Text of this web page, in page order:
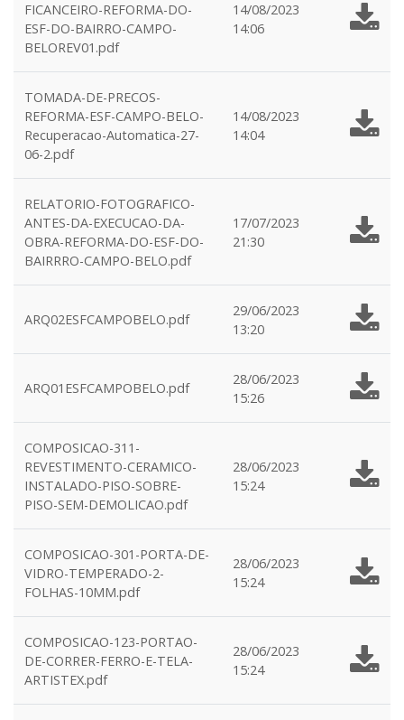
FICANCEIRO-REFORMA-DO-
ESF-DO-BAIRRO-CAMPO-
BELOREV01.pdf
14/08/2023
14:06
TOMADA-DE-PRECOS-
REFORMA-ESF-CAMPO-BELO-
Recuperacao-Automatica-27-
06-2.pdf
14/08/2023
14:04
RELATORIO-FOTOGRAFICO-
ANTES-DA-EXECUCAO-DA-
OBRA-REFORMA-DO-ESF-DO-
BAIRRRO-CAMPO-BELO.pdf
17/07/2023
21:30
ARQ02ESFCAMPOBELO.pdf
29/06/2023
13:20
ARQ01ESFCAMPOBELO.pdf
28/06/2023
15:26
COMPOSICAO-311-
REVESTIMENTO-CERAMICO-
INSTALADO-PISO-SOBRE-
PISO-SEM-DEMOLICAO.pdf
28/06/2023
15:24
COMPOSICAO-301-PORTA-DE-
VIDRO-TEMPERADO-2-
FOLHAS-10MM.pdf
28/06/2023
15:24
COMPOSICAO-123-PORTAO-
DE-CORRER-FERRO-E-TELA-
ARTISTEX.pdf
28/06/2023
15:24